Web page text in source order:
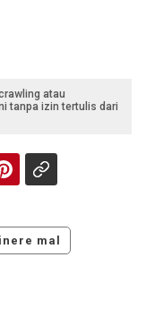
atau
tanpa izin tertulis dari
mal